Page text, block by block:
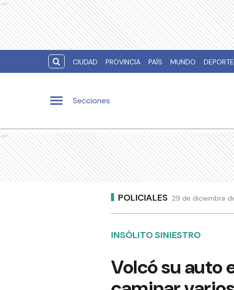
Ads
CIUDAD PROVINCIA PAÍS MUNDO
Secciones
Ads
POLICIALES 29 de diciembre
INSÓLITO SINIESTRO
Volcó su auto